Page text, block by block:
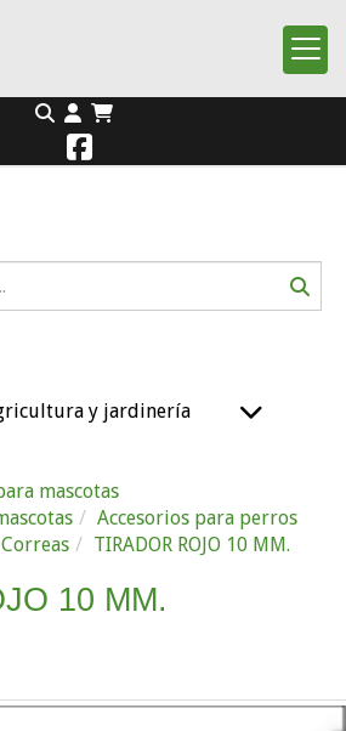
y jardinería
mascotas
Accesorios para perros
Correas TIRADOR ROJO 10 MM.
10 MM.